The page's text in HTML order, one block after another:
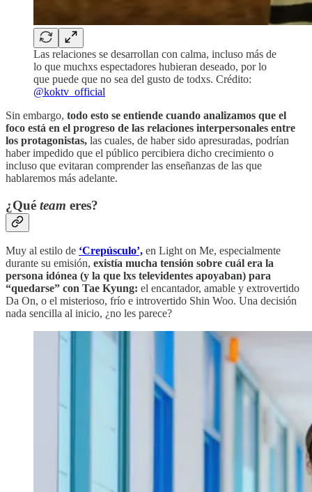
Las relaciones se desarrollan con calma, incluso más de
lo que muchxs espectadores hubieran deseado, por lo
que puede que no sea del gusto de todxs. Crédito:
@koktv_official
Sin embargo, todo esto se entiende cuando analizamos que el
foco está en el progreso de las relaciones interpersonales entre
los protagonistas, las cuales, de haber sido apresuradas, podrían
haber impedido que el público percibiera dicho crecimiento o
incluso que evitaran comprender las enseñanzas de las que
hablaremos más adelante.
¿Qué team eres?
Muy al estilo de ‘Crepúsculo’, en Light on Me, especialmente
durante su emisión, existía mucha tensión sobre cuál era la
persona idónea (y la que lxs televidentes apoyaban) para
“quedarse” con Tae Kyung: el encantador, amable y extrovertido
Da On, o el misterioso, frío e introvertido Shin Woo. Una decisión
nada sencilla al inicio, ¿no les parece?